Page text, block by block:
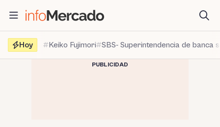
contenido
Hoy
Keiko Fujimori SBS- Superintendencia de banca
PUBLICIDAD